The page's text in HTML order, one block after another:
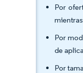
Por
Por
de
Por